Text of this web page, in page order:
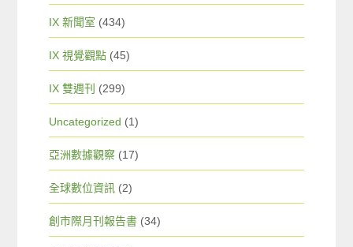
IX 新聞室 (434)
IX 視覺觀點 (45)
IX 雙週刊 (299)
Uncategorized (1)
亞洲數據觀察 (17)
全球數位資訊 (2)
創市際月刊報告書 (34)